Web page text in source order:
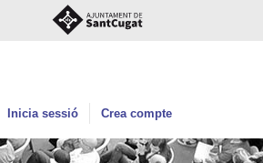
Inicia sessió Crea compte